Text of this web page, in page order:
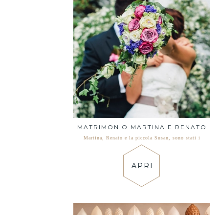
MATRIMONIO MARTINA E RENATO
Martina, Renato e la piccola Susan, sono stati i
APRI